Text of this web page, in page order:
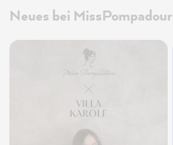
Neues bei MissPompadour